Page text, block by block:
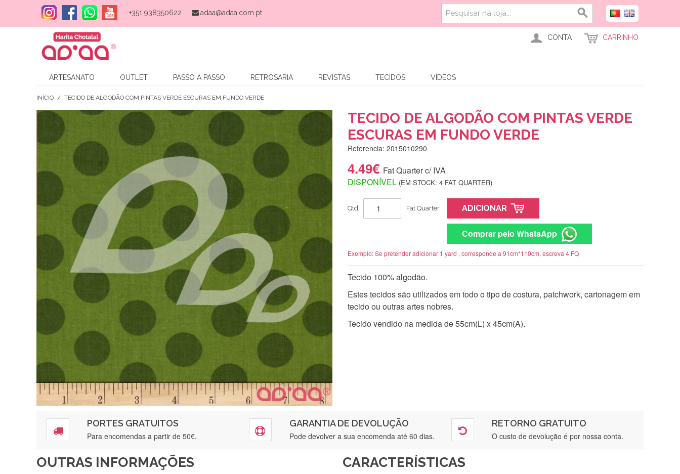
+351 938350622 adaa@adaa.com.pt
CONTA CARRINHO
ARTESANATO OUTLET PASSO A PASSO RETROSARIA REVISTAS TECIDOS VÍDEOS
INÍCIO / TECIDO DE ALGODÃO COM PINTAS VERDE ESCURAS EM FUNDO VERDE
TECIDO DE ALGODÃO COM PINTAS VERDE
ESCURAS EM FUNDO VERDE
Referencia: 2015010290
4.49€ Fat Quarter c/ IVA
DISPONÍVEL (EM STOCK: 4 FAT QUARTER)
Qtd: Fat Quarter ADICIONAR
Comprar pelo WhatsApp
Exemplo: Se pretender adicionar 1 yard , corresponde a 91cm*110cm, escreva 4 FQ
Tecido 100% algodão.
Estes tecidos são utilizados em todo o tipo de costura, patchwork, cartonagem em
tecido ou outras artes nobres.
Tecido vendido na medida de 55cm(L) x 45cm(A).
PORTES GRATUITOS
Para encomendas a partir de 50€.
GARANTIA DE DEVOLUÇÃO
Pode devolver a sua encomenda até 60 dias.
RETORNO GRATUITO
O custo de devolução é por nossa conta.
OUTRAS INFORMAÇÕES CARACTERÍSTICAS